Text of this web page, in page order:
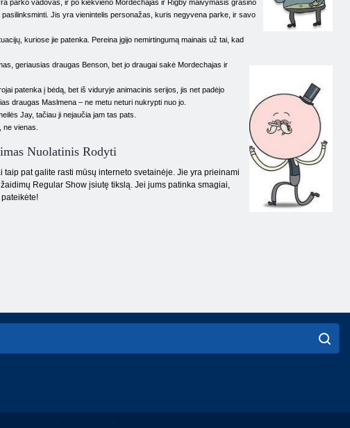
parko vadovas, ir po kiekvieno Mordechajas ir Rigby maivymasis grasino
Jis yra vienintelis personažas, kuris negyvena parke, ir savo
kuriose jie patenka. Pereina įgijo nemirtingumą mainais už tai, kad
geriausias draugas Benson, bet jo draugai sakė Mordechajas ir
patenka į bėdą, bet iš viduryje animacinis serijos, jis net padėjo
draugas Maslmena – ne metu neturi nukrypti nuo jo.
Jay, tačiau ji nejaučia jam tas pats.
vienas.
Nuolatinis Rodyti
pat galite rasti mūsų interneto svetainėje. Jie yra prieinami
Regular Show įsiutę tikslą. Jei jums patinka smagiai,